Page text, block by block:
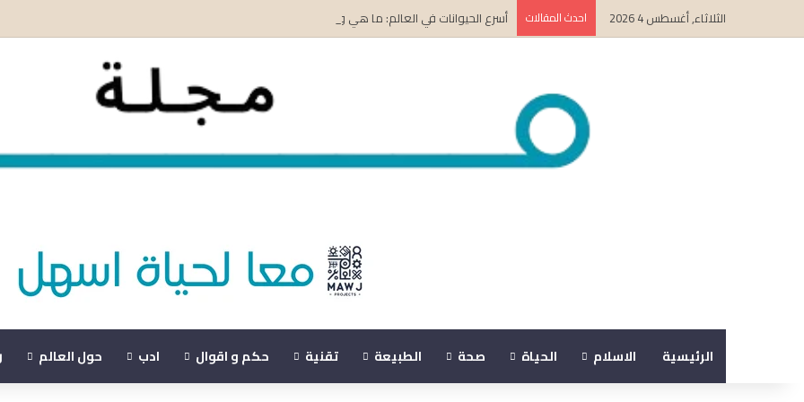
الثلاثاء, أغسطس 4 2026 احدث المقالات أسرع الحيوانات في العالم: ما هي وكيف تكتسب سرعتها؟
الرئيسية الاسلام الحياة صحة الطبيعة تقنية حكم و اقوال ادب حول العالم